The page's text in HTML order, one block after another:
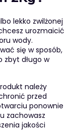
lekko zwilżonej
urozmaicić
wody.
się w sposób,
zbyt długo w
należy
przed
ponownie
zachowasz
jakości